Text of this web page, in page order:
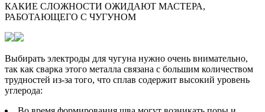
КАКИЕ СЛОЖНОСТИ ОЖИДАЮТ МАСТЕРА,
РАБОТАЮЩЕГО С ЧУГУНОМ
Выбирать электроды для чугуна нужно очень внимательно,
так как сварка этого металла связана с большим количеством
трудностей из-за того, что сплав содержит высокий уровень
углерода: